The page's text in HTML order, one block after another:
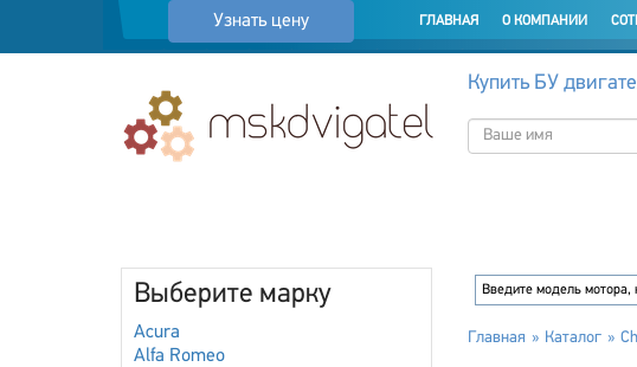
Узнать цену ГЛАВНАЯ О КОМПАНИИ
Купить БУ
Выберите марку
Acura
Alfa Romeo
Главная Каталог